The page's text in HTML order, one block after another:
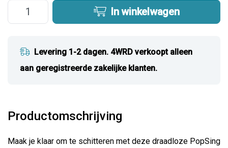
In winkelwagen
Levering 1-2 dagen. 4WRD verkoopt alleen
aan geregistreerde zakelijke klanten.
Productomschrijving
Maak je klaar om te schitteren met deze draadloze PopSing